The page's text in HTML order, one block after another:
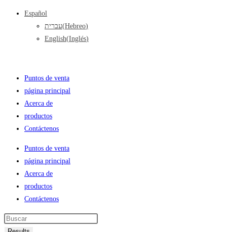
Español
עברית(Hebreo)
English(Inglés)
Puntos de venta
página principal
Acerca de
productos
Contáctenos
Puntos de venta
página principal
Acerca de
productos
Contáctenos
Search